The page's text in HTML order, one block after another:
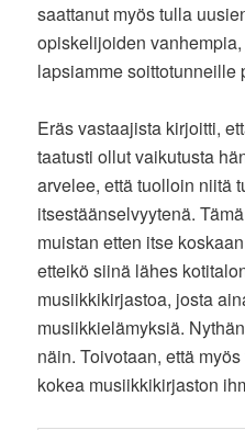
saattanut myös tulla
opiskelijoiden
lapsiamme
Eräs vastaajista kirjoitti,
taatusti ollut vaikutusta
arvelee, että tuolloin niitä
itsestäänselvyytenä.
muistan etten itse
etteikö siinä lähes
musiikkikirjastoa, josta
musiikkielämyksiä.
näin. Toivotaan, että
kokea musiikkikirjaston